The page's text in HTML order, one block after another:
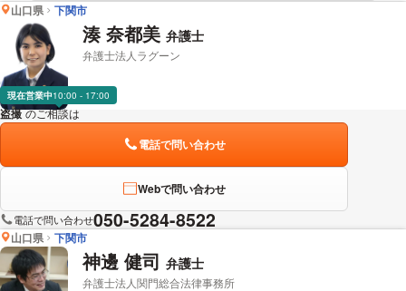
山口県 下関市
湊 奈都美 弁護士
弁護士法人ラグーン
現在営業中10:00 - 17:00
盗撮 のご相談は
電話で問い合わせ
Webで問い合わせ
電話で問い合わせ050-5284-8522
山口県 下関市
神邊 健司 弁護士
弁護士法人関門総合法律事務所